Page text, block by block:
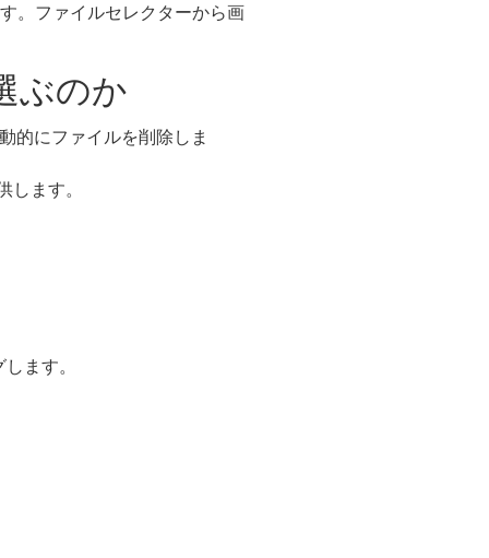
。ファイルセレクターから画
ぶのか
的にファイルを削除しま
ます。
ます。